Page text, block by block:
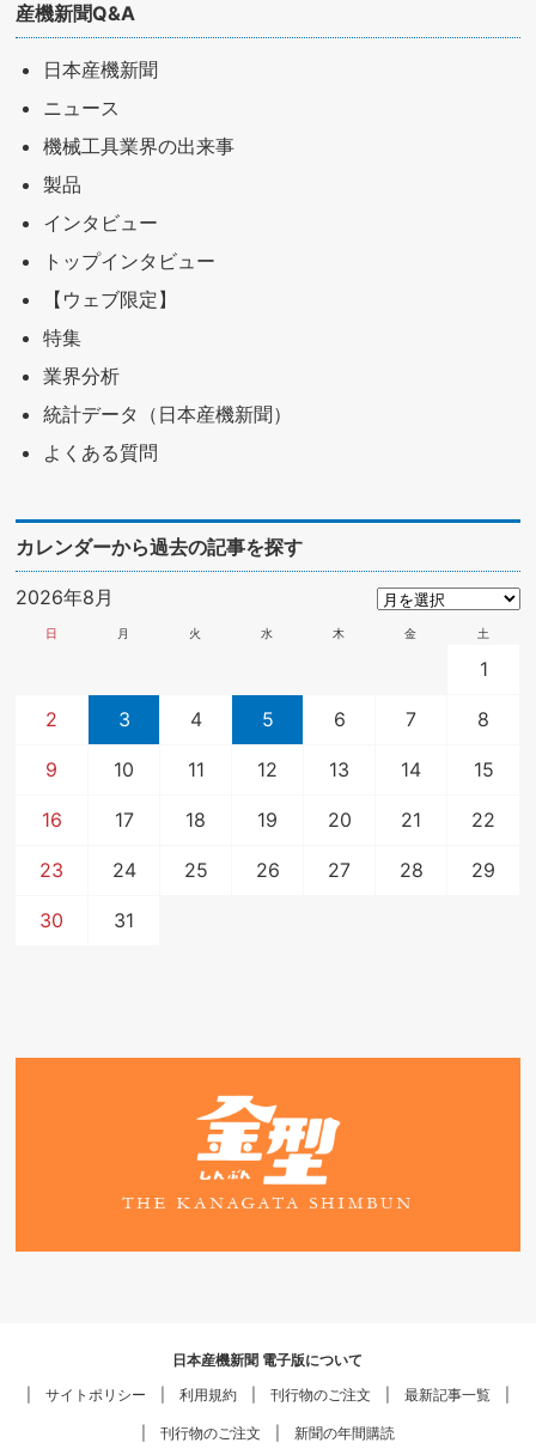
産機新聞Q&A
日本産機新聞
ニュース
機械工具業界の出来事
製品
インタビュー
トップインタビュー
【ウェブ限定】
特集
業界分析
統計データ（日本産機新聞）
よくある質問
カレンダーから過去の記事を探す
2026年8月
日 月 火 水 木 金 土
1
2 3 4 5 6 7 8
9 10 11 12 13 14 15
16 17 18 19 20 21 22
23 24 25 26 27 28 29
30 31
日本産機新聞 電子版について
サイトポリシー
利用規約 刊行物のご注文 最新記事一覧
刊行物のご注文 新聞の年間購読